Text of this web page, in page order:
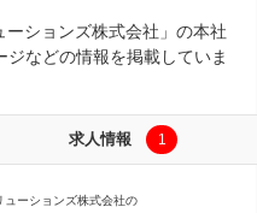
ーションズ株式会社」の本社
などの情報を掲載していま
求人情報 1
ーションズ株式会社の